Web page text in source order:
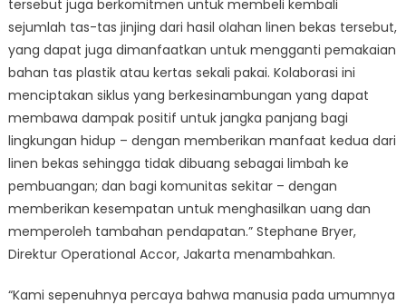
tersebut juga berkomitmen untuk membeli kembali
sejumlah tas-tas jinjing dari hasil olahan linen bekas tersebut,
yang dapat juga dimanfaatkan untuk mengganti pemakaian
bahan tas plastik atau kertas sekali pakai. Kolaborasi ini
menciptakan siklus yang berkesinambungan yang dapat
membawa dampak positif untuk jangka panjang bagi
lingkungan hidup – dengan memberikan manfaat kedua dari
linen bekas sehingga tidak dibuang sebagai limbah ke
pembuangan; dan bagi komunitas sekitar – dengan
memberikan kesempatan untuk menghasilkan uang dan
memperoleh tambahan pendapatan.” Stephane Bryer,
Direktur Operational Accor, Jakarta menambahkan.
“Kami sepenuhnya percaya bahwa manusia pada umumnya